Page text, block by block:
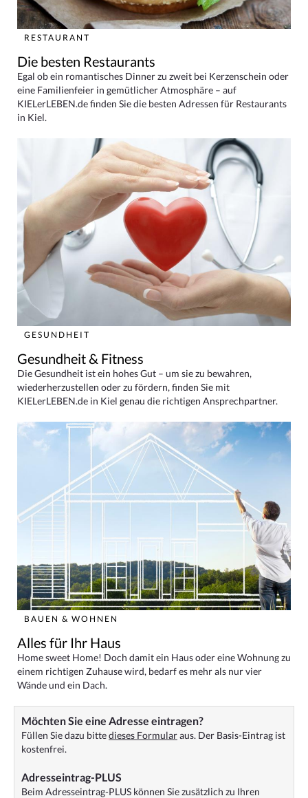
RESTAURANT
Die besten Restaurants
Egal ob ein romantisches Dinner zu zweit bei Kerzenschein oder
eine Familienfeier in gemütlicher Atmosphäre – auf
KIELerLEBEN.de finden Sie die besten Adressen für Restaurants
in Kiel.
GESUNDHEIT
Gesundheit & Fitness
Die Gesundheit ist ein hohes Gut – um sie zu bewahren,
wiederherzustellen oder zu fördern, finden Sie mit
KIELerLEBEN.de in Kiel genau die richtigen Ansprechpartner.
BAUEN & WOHNEN
Alles für Ihr Haus
Home sweet Home! Doch damit ein Haus oder eine Wohnung zu
einem richtigen Zuhause wird, bedarf es mehr als nur vier
Wände und ein Dach.
Möchten Sie eine Adresse eintragen?
Füllen Sie dazu bittedieses Formularaus. Der Basis-Eintrag ist
kostenfrei.
Adresseintrag-PLUS
Beim Adresseintrag-PLUS können Sie zusätzlich zu Ihren